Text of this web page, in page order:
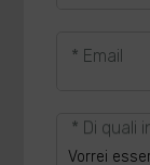
* Email
* Di quali